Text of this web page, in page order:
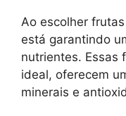
Ao escolher
está garantindo
nutrientes. Essas
ideal, oferecem
minerais e